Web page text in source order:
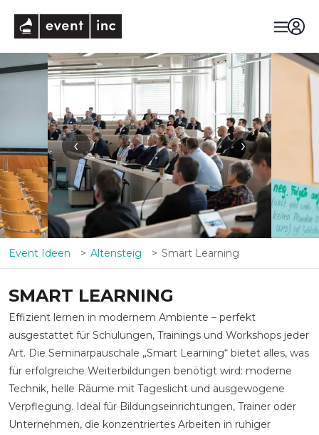
‹ ›
Event Ideen Altensteig Smart Learning
SMART LEARNING
Effizient lernen in modernem Ambiente – perfekt
ausgestattet für Schulungen, Trainings und Workshops jeder
Art. Die Seminarpauschale „Smart Learning“ bietet alles, was
für erfolgreiche Weiterbildungen benötigt wird: moderne
Technik, helle Räume mit Tageslicht und ausgewogene
Verpflegung. Ideal für Bildungseinrichtungen, Trainer oder
Unternehmen, die konzentriertes Arbeiten in ruhiger